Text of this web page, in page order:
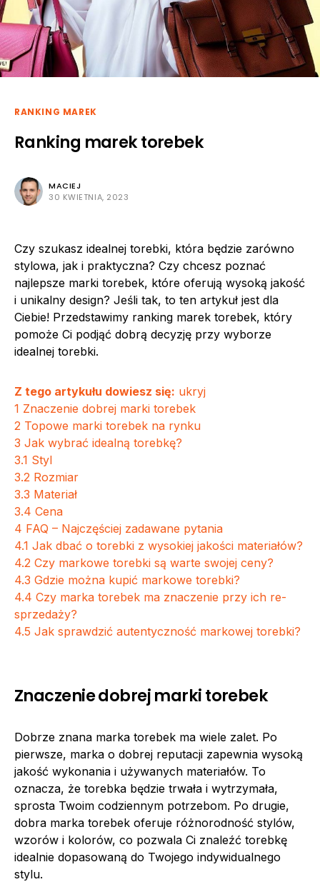
RANKING MAREK
Ranking marek torebek
MACIEJ
30 KWIETNIA, 2023
Czy szukasz idealnej torebki, która będzie zarówno
stylowa, jak i praktyczna? Czy chcesz poznać
najlepsze marki torebek, które oferują wysoką jakość
i unikalny design? Jeśli tak, to ten artykuł jest dla
Ciebie! Przedstawimy ranking marek torebek, który
pomoże Ci podjąć dobrą decyzję przy wyborze
idealnej torebki.
Z tego artykułu dowiesz się: ukryj
1 Znaczenie dobrej marki torebek
2 Topowe marki torebek na rynku
3 Jak wybrać idealną torebkę?
3.1 Styl
3.2 Rozmiar
3.3 Materiał
3.4 Cena
4 FAQ – Najczęściej zadawane pytania
4.1 Jak dbać o torebki z wysokiej jakości materiałów?
4.2 Czy markowe torebki są warte swojej ceny?
4.3 Gdzie można kupić markowe torebki?
4.4 Czy marka torebek ma znaczenie przy ich re-
sprzedaży?
4.5 Jak sprawdzić autentyczność markowej torebki?
Znaczenie dobrej marki torebek
Dobrze znana marka torebek ma wiele zalet. Po
pierwsze, marka o dobrej reputacji zapewnia wysoką
jakość wykonania i używanych materiałów. To
oznacza, że torebka będzie trwała i wytrzymała,
sprosta Twoim codziennym potrzebom. Po drugie,
dobra marka torebek oferuje różnorodność stylów,
wzorów i kolorów, co pozwala Ci znaleźć torebkę
idealnie dopasowaną do Twojego indywidualnego
stylu.